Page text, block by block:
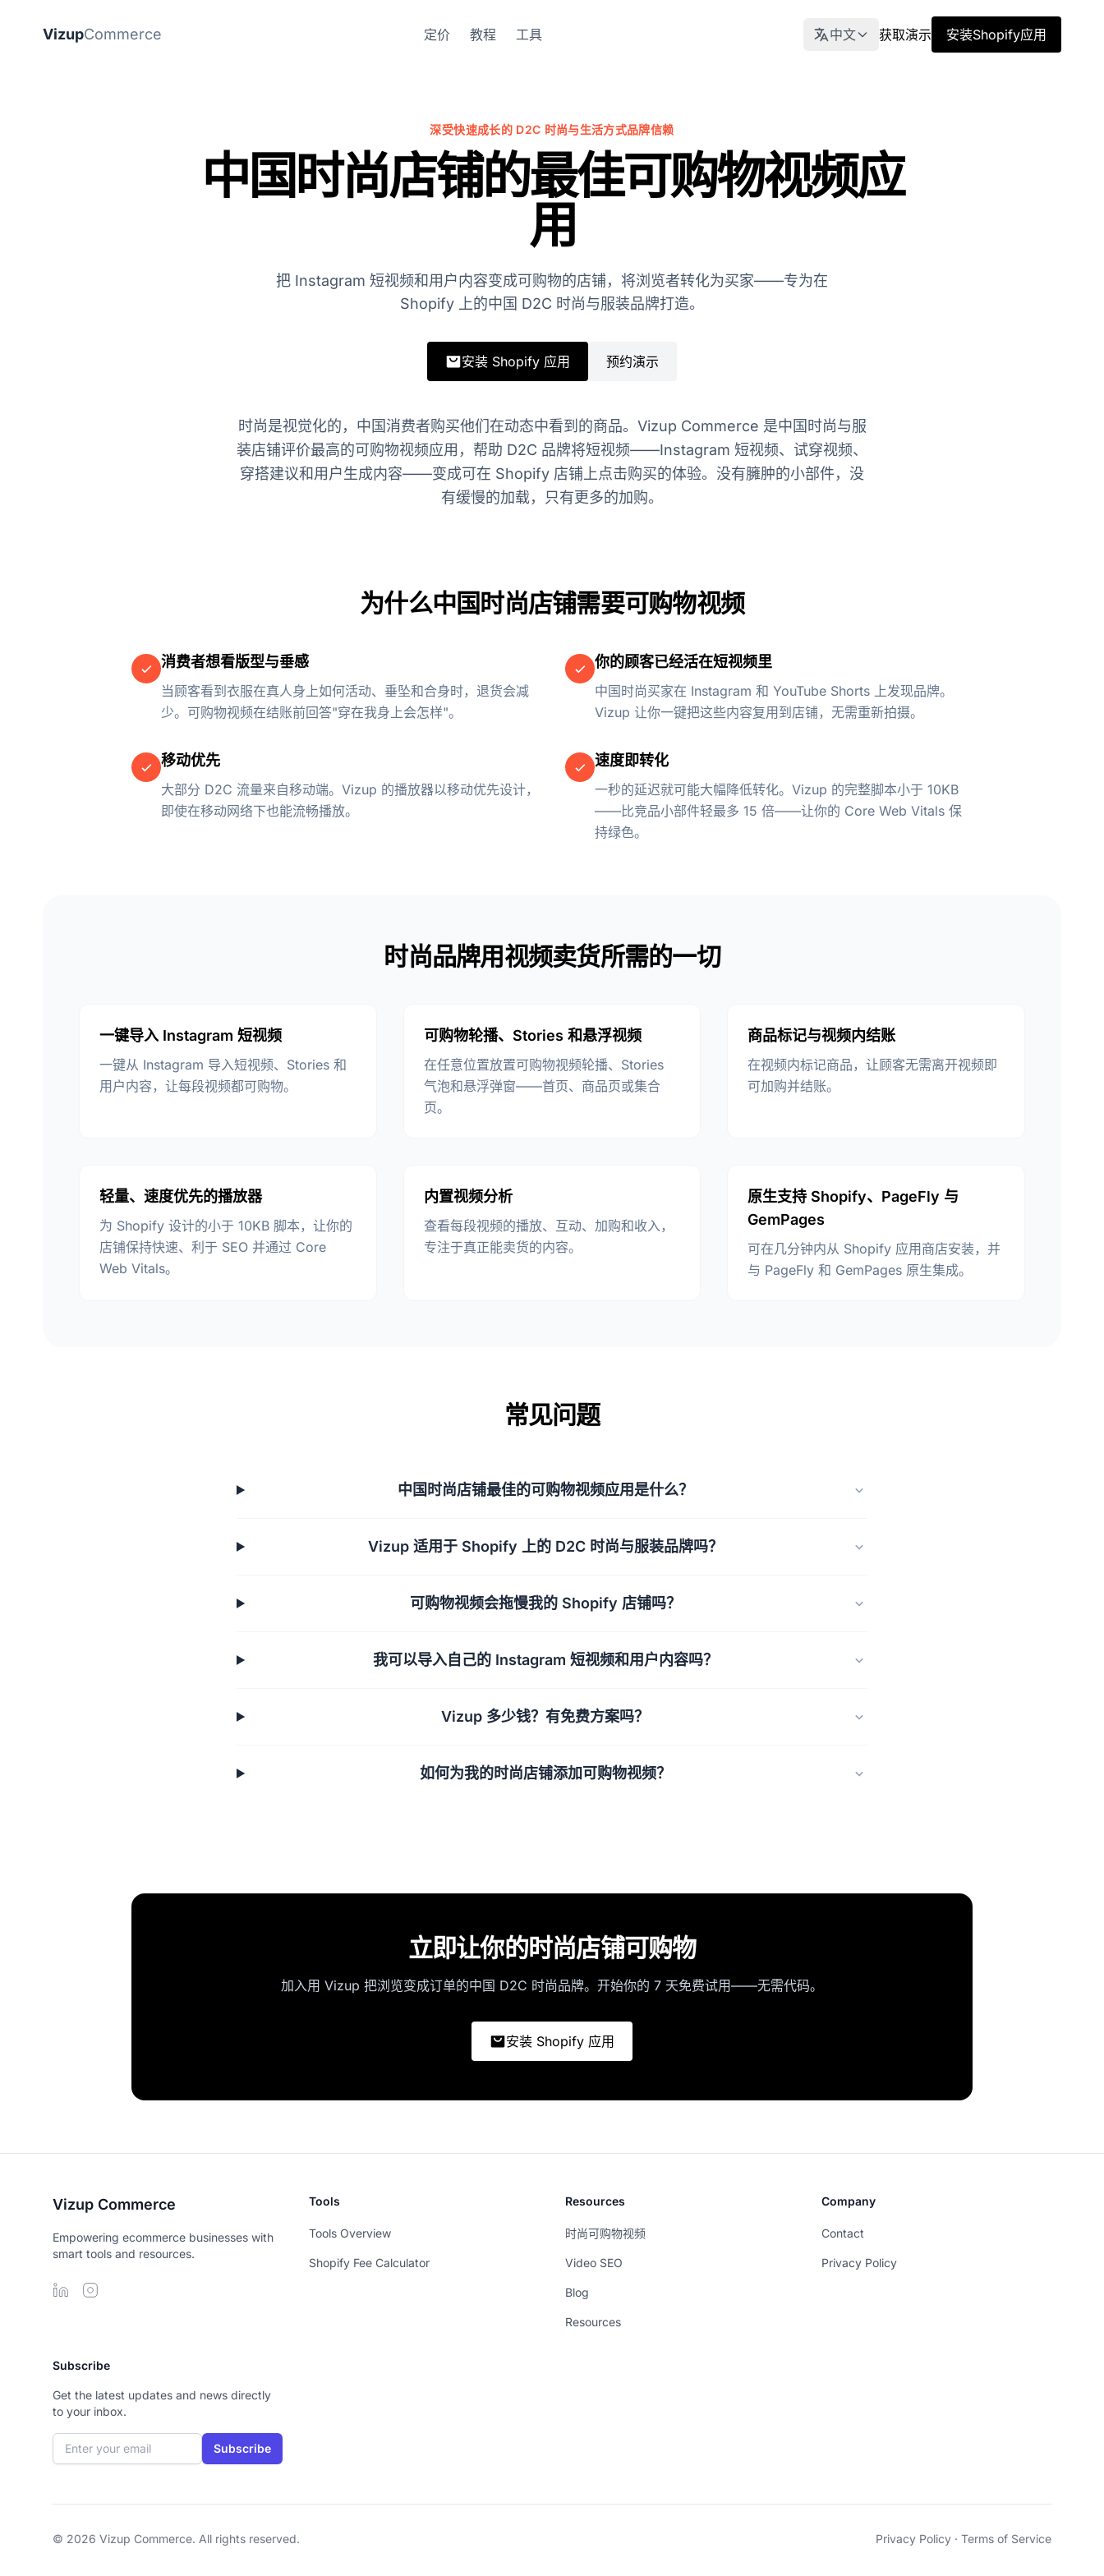
VizupCommerce 定价 教程 工具 中文 获取演示 安装Shopify应用
深受快速成长的 D2C 时尚与生活方式品牌信赖
中国时尚店铺的最佳可购物视频应
用
把 Instagram 短视频和用户内容变成可购物的店铺，将浏览者转化为买家——专为在
Shopify 上的中国 D2C 时尚与服装品牌打造。
安装 Shopify 应用 预约演示
时尚是视觉化的，中国消费者购买他们在动态中看到的商品。Vizup Commerce 是中国时尚与服
装店铺评价最高的可购物视频应用，帮助 D2C 品牌将短视频——Instagram 短视频、试穿视频、
穿搭建议和用户生成内容——变成可在 Shopify 店铺上点击购买的体验。没有臃肿的小部件，没
有缓慢的加载，只有更多的加购。
为什么中国时尚店铺需要可购物视频
消费者想看版型与垂感
当顾客看到衣服在真人身上如何活动、垂坠和合身时，退货会减
少。可购物视频在结账前回答"穿在我身上会怎样"。
你的顾客已经活在短视频里
中国时尚买家在 Instagram 和 YouTube Shorts 上发现品牌。
Vizup 让你一键把这些内容复用到店铺，无需重新拍摄。
移动优先
大部分 D2C 流量来自移动端。Vizup 的播放器以移动优先设计，
即使在移动网络下也能流畅播放。
速度即转化
一秒的延迟就可能大幅降低转化。Vizup 的完整脚本小于 10KB
——比竞品小部件轻最多 15 倍——让你的 Core Web Vitals 保
持绿色。
时尚品牌用视频卖货所需的一切
一键导入 Instagram 短视频
一键从 Instagram 导入短视频、Stories 和
用户内容，让每段视频都可购物。
可购物轮播、Stories 和悬浮视频
在任意位置放置可购物视频轮播、Stories
气泡和悬浮弹窗——首页、商品页或集合
页。
商品标记与视频内结账
在视频内标记商品，让顾客无需离开视频即
可加购并结账。
轻量、速度优先的播放器
为 Shopify 设计的小于 10KB 脚本，让你的
店铺保持快速、利于 SEO 并通过 Core
Web Vitals。
内置视频分析
查看每段视频的播放、互动、加购和收入，
专注于真正能卖货的内容。
原生支持 Shopify、PageFly 与
GemPages
可在几分钟内从 Shopify 应用商店安装，并
与 PageFly 和 GemPages 原生集成。
常见问题
中国时尚店铺最佳的可购物视频应用是什么？
Vizup 适用于 Shopify 上的 D2C 时尚与服装品牌吗？
可购物视频会拖慢我的 Shopify 店铺吗？
我可以导入自己的 Instagram 短视频和用户内容吗？
Vizup 多少钱？有免费方案吗？
如何为我的时尚店铺添加可购物视频？
立即让你的时尚店铺可购物
加入用 Vizup 把浏览变成订单的中国 D2C 时尚品牌。开始你的 7 天免费试用——无需代码。
安装 Shopify 应用
Vizup Commerce
Empowering ecommerce businesses with
smart tools and resources.
Tools
Tools Overview
Shopify Fee Calculator
Resources
时尚可购物视频
Video SEO
Blog
Resources
Company
Contact
Privacy Policy
Subscribe
Get the latest updates and news directly
to your inbox.
Email address Subscribe
© 2026 Vizup Commerce. All rights reserved. Privacy Policy · Terms of Service